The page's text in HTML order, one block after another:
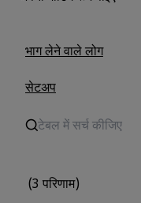
भाग लेने वाले लोग
सेटअप
(3 परिणाम)